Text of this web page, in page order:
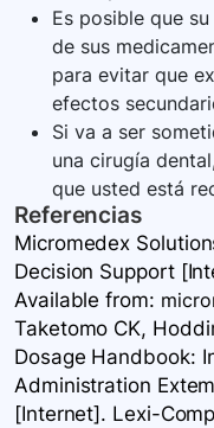
Es posible que
de sus
para evitar que
efectos
Si va a ser
una cirugía
que usted está
Referencias
Micromedex
Decision Support
Available from:
Taketomo CK,
Dosage Handbook:
Administration
[Internet]. Lexi-